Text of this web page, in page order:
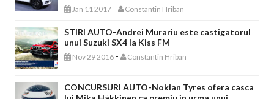
Jan 11 2017 - Constantin Hriban
STIRI AUTO-Andrei Murariu este castigatorul
unui Suzuki SX4 la Kiss FM
Nov 29 2016 - Constantin Hriban
CONCURSURI AUTO-Nokian Tyres ofera casca